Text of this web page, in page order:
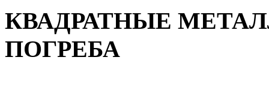
КВАДРАТНЫЕ
ПОГРЕБА